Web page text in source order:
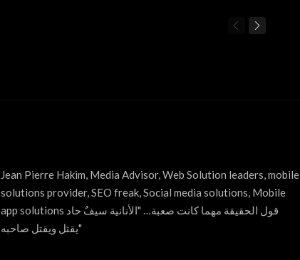
Jean Pierre Hakim, Media Advisor, Web Solution leaders, mobile
solutions provider, SEO freak, Social media solutions, Mobile
app solutions قول الحقيقة مهما كانت صعبة… "الأنانية سيفٌ حاد
يقتل ويقتل صاحبه"